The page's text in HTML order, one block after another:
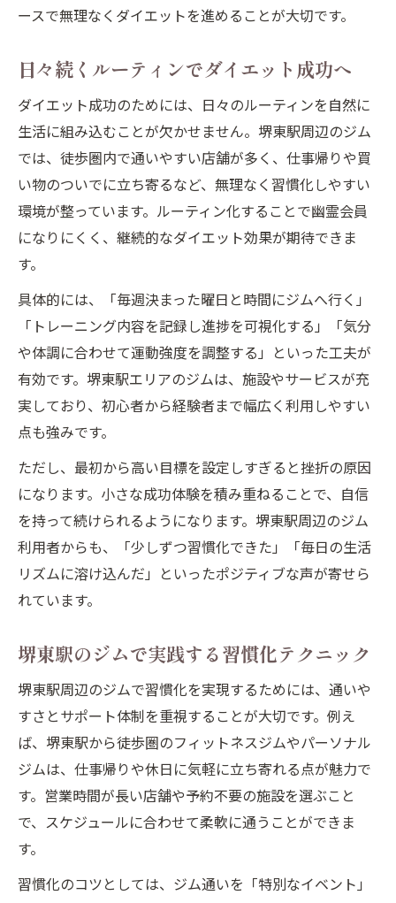
ースで無理なくダイエットを進めることが大切です。
日々続くルーティンでダイエット成功へ
ダイエット成功のためには、日々のルーティンを自然に
生活に組み込むことが欠かせません。堺東駅周辺のジム
では、徒歩圏内で通いやすい店舗が多く、仕事帰りや買
い物のついでに立ち寄るなど、無理なく習慣化しやすい
環境が整っています。ルーティン化することで幽霊会員
になりにくく、継続的なダイエット効果が期待できま
す。
具体的には、「毎週決まった曜日と時間にジムへ行く」
「トレーニング内容を記録し進捗を可視化する」「気分
や体調に合わせて運動強度を調整する」といった工夫が
有効です。堺東駅エリアのジムは、施設やサービスが充
実しており、初心者から経験者まで幅広く利用しやすい
点も強みです。
ただし、最初から高い目標を設定しすぎると挫折の原因
になります。小さな成功体験を積み重ねることで、自信
を持って続けられるようになります。堺東駅周辺のジム
利用者からも、「少しずつ習慣化できた」「毎日の生活
リズムに溶け込んだ」といったポジティブな声が寄せら
れています。
堺東駅のジムで実践する習慣化テクニック
堺東駅周辺のジムで習慣化を実現するためには、通いや
すさとサポート体制を重視することが大切です。例え
ば、堺東駅から徒歩圏のフィットネスジムやパーソナル
ジムは、仕事帰りや休日に気軽に立ち寄れる点が魅力で
す。営業時間が長い店舗や予約不要の施設を選ぶこと
で、スケジュールに合わせて柔軟に通うことができま
す。
習慣化のコツとしては、ジム通いを「特別なイベント」